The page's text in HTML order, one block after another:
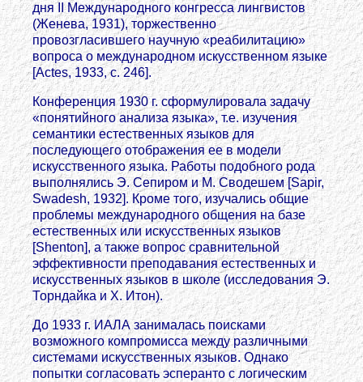
дня II Международного конгресса лингвистов
(Женева, 1931), торжественно
провозгласившего научную «реабилитацию»
вопроса о международном искусственном языке
[Actes, 1933, с. 246].
Конференция 1930 г. сформулировала задачу
«понятийного анализа языка», т.е. изучения
семантики естественных языков для
последующего отображения ее в модели
искусственного языка. Работы подобного рода
выполнялись Э. Сепиром и М. Сводешем [Sapir,
Swadesh, 1932]. Кроме того, изучались общие
проблемы международного общения на базе
естественных или искусственных языков
[Shenton], а также вопрос сравнительной
эффективности преподавания естественных и
искусственных языков в школе (исследования Э.
Торндайка и X. Итон).
До 1933 г. ИАЛА занималась поисками
возможного компромисса между различными
системами искусственных языков. Однако
попытки согласовать эсперанто с логическим